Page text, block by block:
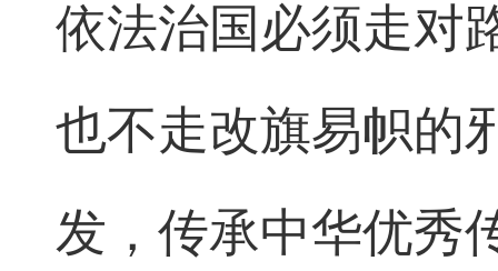
依法治国必须走对
也不走改旗易帜的
发，传承中华优秀